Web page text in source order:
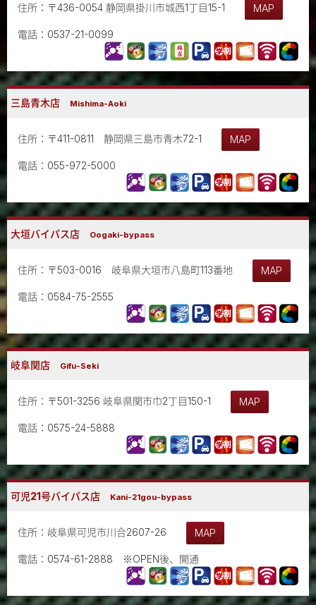
住所：〒436-0054 静岡県掛川市城西1丁目15-1 MAP
電話：0537-21-0099
三島青木店 Mishima-Aoki
住所：〒411-0811 静岡県三島市青木72-1 MAP
電話：055-972-5000
大垣バイパス店 Oogaki-bypass
住所：〒503-0016 岐阜県大垣市八島町113番地 MAP
電話：0584-75-2555
岐阜関店 Gifu-Seki
住所：〒501-3256 岐阜県関市巾2丁目150-1 MAP
電話：0575-24-5888
可児21号バイパス店 Kani-21gou-bypass
住所：岐阜県可児市川合2607-26 MAP
電話：0574-61-2888 ※OPEN後、開通